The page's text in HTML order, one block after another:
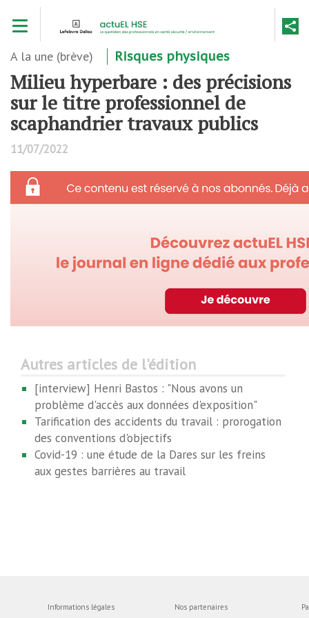
contenu
A la une (brève) Risques physiques
Milieu hyperbare : des précisions
sur le titre professionnel de
scaphandrier travaux publics
11/07/2022
Autres articles de l'édition
[interview] Henri Bastos : "Nous avons un
problème d'accès aux données d'exposition"
Tarification des accidents du travail : prorogation
des conventions d'objectifs
Covid-19 : une étude de la Dares sur les freins
aux gestes barrières au travail
Informations légales Nos partenaires